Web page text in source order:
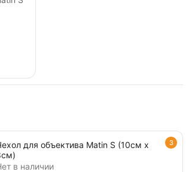
3
для объектива Matin S (10см х
в наличии